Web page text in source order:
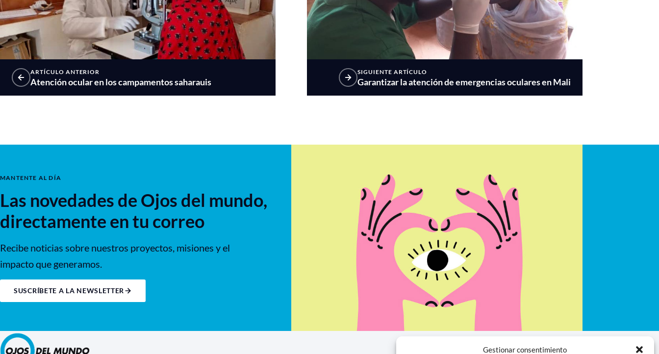
Gestionar consentimiento
ARTÍCULO ANTERIOR
Atención ocular en los campamentos saharauis
SIGUIENTE ARTÍCULO
Garantizar la atención de emergencias oculares en Mali
MANTENTE AL DÍA
Las novedades de Ojos del mundo,
directamente en tu correo
Recibe noticias sobre nuestros proyectos, misiones y el
impacto que generamos.
SUSCRÍBETE A LA NEWSLETTER